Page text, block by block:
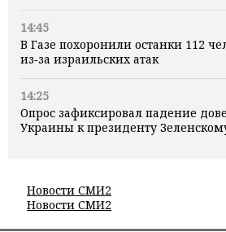
14:45
В Газе похоронили останки 112
из‑за израильских атак
14:25
Опрос зафиксировал падение
Украины к президенту
Новости СМИ2
Новости СМИ2